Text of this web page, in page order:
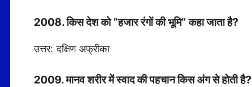
2008. किस देश को “हजार रंगों की भूमि” कहा जाता है?
उत्तर: दक्षिण अफ्रीका
2009. मानव शरीर में स्वाद की पहचान किस अंग से होती है?